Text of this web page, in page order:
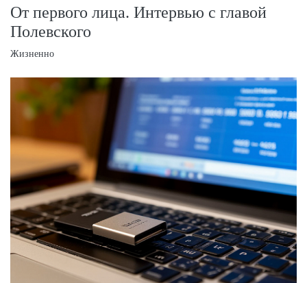
От первого лица. Интервью с главой
Полевского
Жизненно